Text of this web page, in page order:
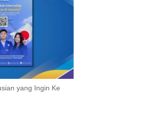
yang Ingin Ke